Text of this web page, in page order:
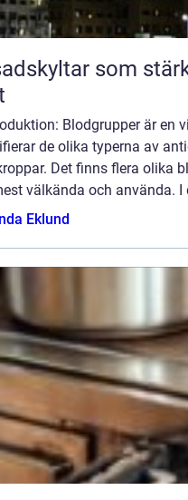
som
Blodgrupper är en
de olika typerna av
Det finns flera olika
välkända och använda. I
Eklund